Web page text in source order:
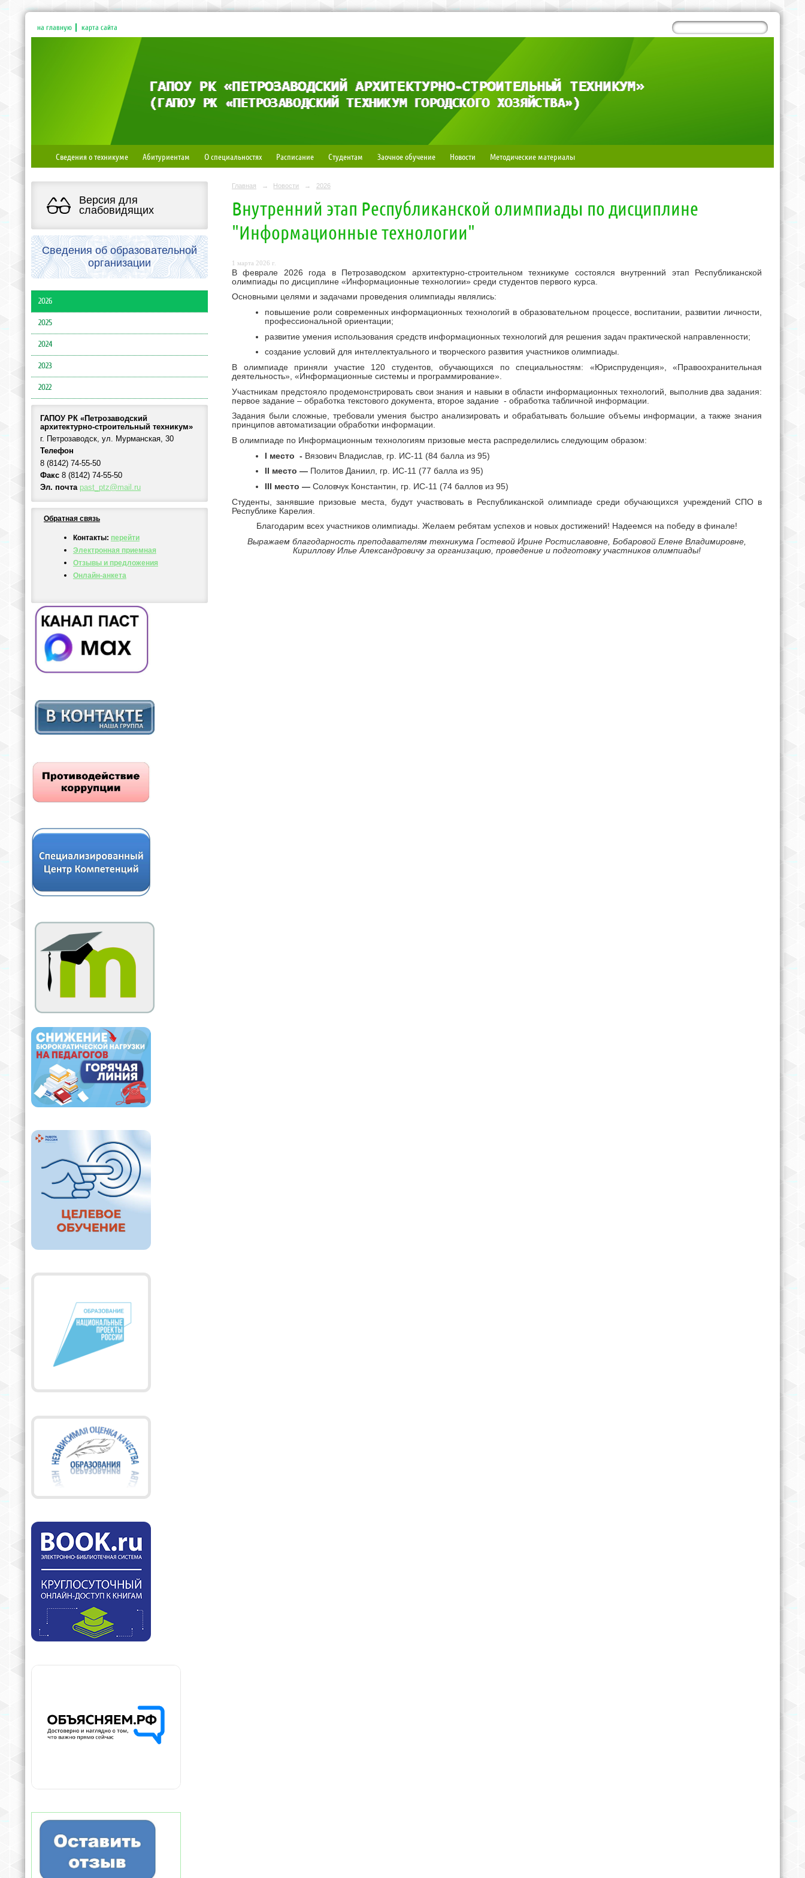
на главную карта сайта
Сведения о техникуме Абитуриентам О специальностях Расписание Студентам Заочное обучение Новости Методические материалы
Версия для
слабовидящих
Сведения об образовательной
организации
2026
2025
2024
2023
2022
ГАПОУ РК «Петрозаводский
архитектурно-строительный техникум»
г. Петрозаводск, ул. Мурманская, 30
Телефон
8 (8142) 74-55-50
Факс 8 (8142) 74-55-50
Эл. почта past_ptz@mail.ru
Обратная связь
Контакты: перейти
Электронная приемная
Отзывы и предложения
Онлайн-анкета
Главная → Новости → 2026
Внутренний этап Республиканской олимпиады по дисциплине
"Информационные технологии"
1 марта 2026 г.
В феврале 2026 года в Петрозаводском архитектурно-строительном техникуме состоялся внутренний этап Республиканской
олимпиады по дисциплине «Информационные технологии» среди студентов первого курса.
Основными целями и задачами проведения олимпиады являлись:
повышение роли современных информационных технологий в образовательном процессе, воспитании, развитии личности,
профессиональной ориентации;
развитие умения использования средств информационных технологий для решения задач практической направленности;
создание условий для интеллектуального и творческого развития участников олимпиады.
В олимпиаде приняли участие 120 студентов, обучающихся по специальностям: « Юриспруденция», «Правоохранительная
деятельность», «Информационные системы и программирование».
Участникам предстояло продемонстрировать свои знания и навыки в области информационных технологий, выполнив два задания:
первое задание – обработка текстового документа, второе задание ‑ обработка табличной информации.
Задания были сложные, требовали умения быстро анализировать и обрабатывать большие объемы информации, а также знания
принципов автоматизации обработки информации.
В олимпиаде по Информационным технологиям призовые места распределились следующим образом:
I место - Вязович Владислав, гр. ИС-11 (84 балла из 95)
место — Политов Даниил, гр. ИС-11 (77 балла из 95)
место — Соловчук Константин , гр. ИС-11 (74 баллов из 95)
Студенты, занявшие призовые места, будут участвовать в Республиканской олимпиаде среди обучающихся учреждений СПО в
Республике Карелия.
Благодарим всех участников олимпиады. Желаем ребятам успехов и новых достижений! Надеемся на победу в финале!
Выражаем благодарность преподавателям техникума Гостевой Ирине Ростиславовне, Бобаровой Елене Владимировне,
Кириллову Илье Александровичу за организацию, проведение и подготовку участников олимпиады!